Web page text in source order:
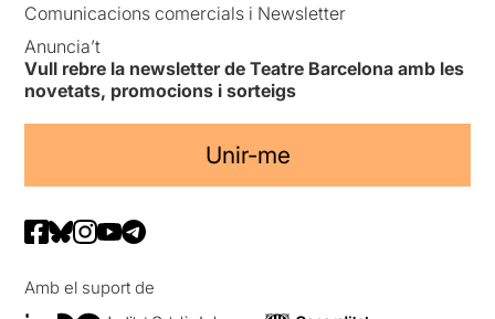
Comunicacions comercials i Newsletter
Anuncia’t
Vull rebre la newsletter de Teatre Barcelona amb les
novetats, promocions i sorteigs
Unir-me
Amb el suport de